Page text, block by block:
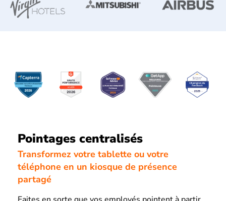
Pointages centralisés
Transformez votre tablette ou votre
téléphone en un kiosque de présence
partagé